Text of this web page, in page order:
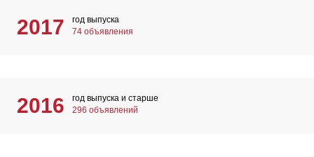
2017
год выпуска
74 объявления
2016
год выпуска и старше
296 объявлений